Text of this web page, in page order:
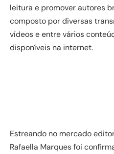
leitura e promover autores
composto por diversas
vídeos e entre vários
disponíveis na internet.
Estreando no mercado
Rafaella Marques foi